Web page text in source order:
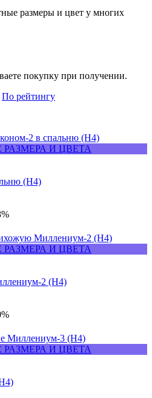
размеры и цвет у многих
покупку при получении.
По рейтингу
И ЦВЕТА
(Н4)
И ЦВЕТА
2 (Н4)
И ЦВЕТА